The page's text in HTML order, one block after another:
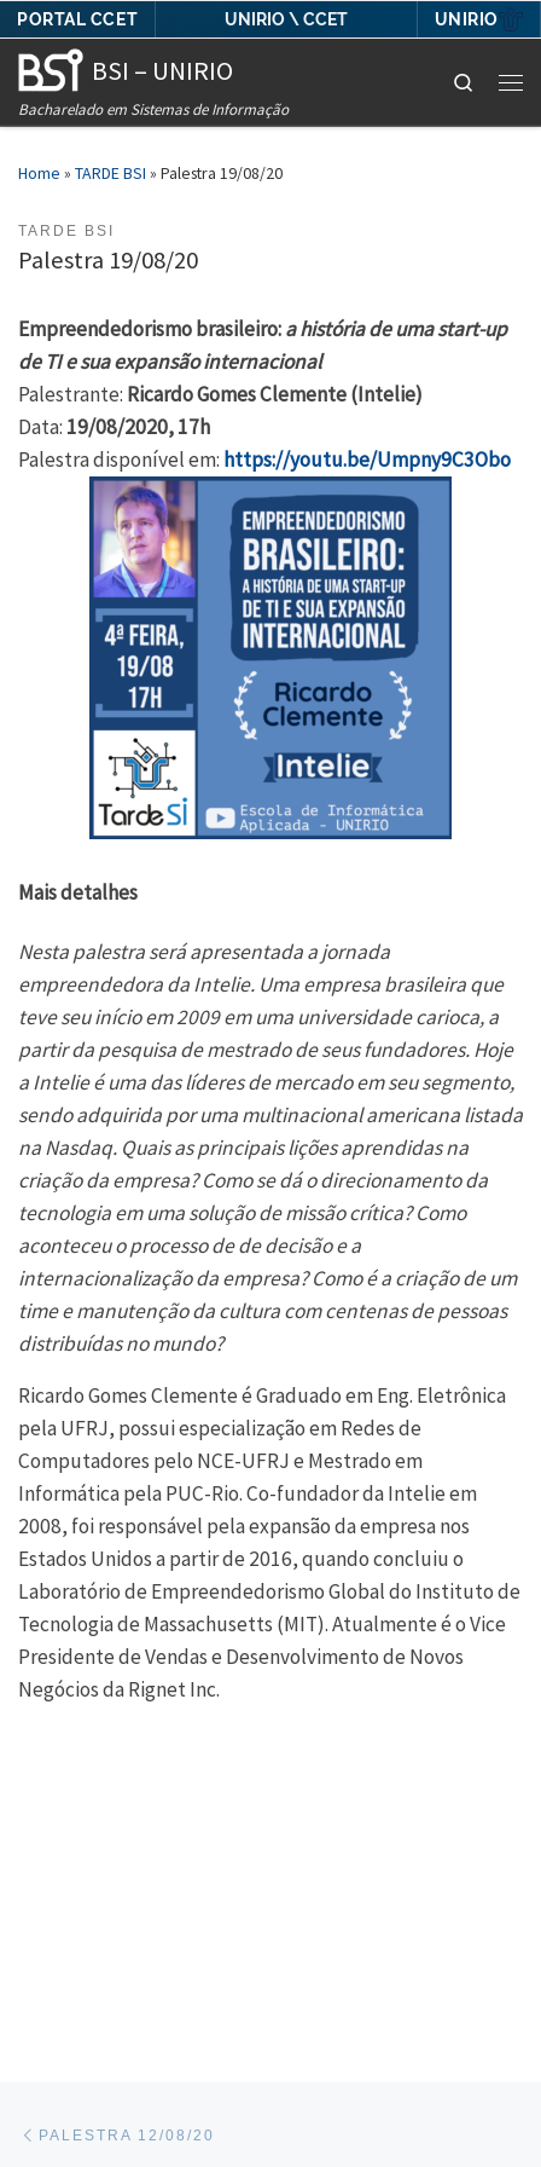
PORTAL CCET UNIRIO \ CCET UNIRIO
Skip to content
BSI – UNIRIO
Bacharelado em Sistemas de Informação
Search
Home » TARDE BSI » Palestra 19/08/20
TARDE BSI
Palestra 19/08/20
Empreendedorismo brasileiro:a história de uma start-up
de TI e sua expansão internacional
Palestrante: Ricardo Gomes Clemente (Intelie)
Data: 19/08/2020, 17h
Palestra disponível em: https://youtu.be/Umpny9C3Obo
Mais detalhes
Nesta palestra será apresentada a jornada
empreendedora da Intelie. Uma empresa brasileira que
teve seu início em 2009 em uma universidade carioca, a
partir da pesquisa de mestrado de seus fundadores. Hoje
a Intelie é uma das líderes de mercado em seu segmento,
sendo adquirida por uma multinacional americana listada
na Nasdaq. Quais as principais lições aprendidas na
criação da empresa? Como se dá o direcionamento da
tecnologia em uma solução de missão crítica? Como
aconteceu o processo de de decisão e a
internacionalização da empresa? Como é a criação de um
time e manutenção da cultura com centenas de pessoas
distribuídas no mundo?
Ricardo Gomes Clemente é Graduado em Eng. Eletrônica
pela UFRJ, possui especialização em Redes de
Computadores pelo NCE-UFRJ e Mestrado em
Informática pela PUC-Rio. Co-fundador da Intelie em
2008, foi responsável pela expansão da empresa nos
Estados Unidos a partir de 2016, quando concluiu o
Laboratório de Empreendedorismo Global do Instituto de
Tecnologia de Massachusetts (MIT). Atualmente é o Vice
Presidente de Vendas e Desenvolvimento de Novos
Negócios da Rignet Inc.
PALESTRA 12/08/20